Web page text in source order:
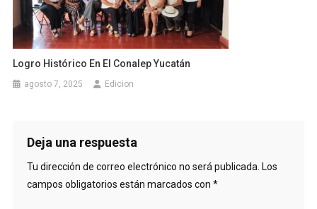
Logro Histórico En El Conalep Yucatán
agosto 7, 2025 Edicion
Deja una respuesta
Tu dirección de correo electrónico no será publicada. Los
campos obligatorios están marcados con *